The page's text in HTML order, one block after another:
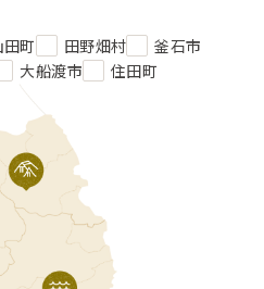
田町 田野畑村
釜石市
大船渡市 住田町